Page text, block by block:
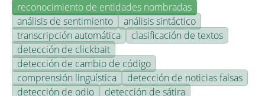
reconocimiento de entidades nombradas
análisis de sentimiento
análisis sintáctico
transcripción automática
clasificación de textos
detección de clickbait
detección de cambio de código
comprensión lingüística
detección de noticias falsas
detección de odio
detección de sátira